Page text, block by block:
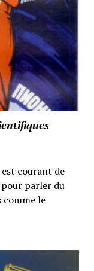
courant de
parler du
comme le